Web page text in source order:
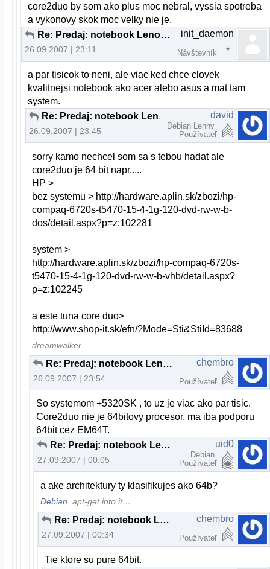
core2duo by som ako plus moc nebral, vyssia spotreba
a vykonovy skok moc velky nie je.
Re: Predaj: notebook Lenovo 3000 C200
26.09.2007 | 23:11
init_daemon
Návštevník
a par tisicok to neni, ale viac ked chce clovek
kvalitnejsi notebook ako acer alebo asus a mat tam
system.
Re: Predaj: notebook Lenovo 3000 C200
26.09.2007 | 23:45
david
Debian Lenny
Používateľ
sorry kamo nechcel som sa s tebou hadat ale
core2duo je 64 bit napr.....
HP >
bez systemu > http://hardware.aplin.sk/zbozi/hp-
compaq-6720s-t5470-15-4-1g-120-dvd-rw-w-b-
dos/detail.aspx?p=z:102281
system >
http://hardware.aplin.sk/zbozi/hp-compaq-6720s-
t5470-15-4-1g-120-dvd-rw-w-b-vhb/detail.aspx?
p=z:102245
a este tuna core duo>
http://www.shop-it.sk/efn/?Mode=Sti&StiId=83688
dreamwalker
Re: Predaj: notebook Lenovo 3000 C200
26.09.2007 | 23:54
chembro
Používateľ
So systemom +5320SK , to uz je viac ako par tisic.
Core2duo nie je 64bitovy procesor, ma iba podporu
64bit cez EM64T.
Re: Predaj: notebook Lenovo 3000 C200
27.09.2007 | 00:05
uid0
Debian
Používateľ
a ake architektury ty klasifikujes ako 64b?
Debian. apt-get into it…
Re: Predaj: notebook Lenovo 3000 C200
27.09.2007 | 00:34
chembro
Používateľ
Tie ktore su pure 64bit.